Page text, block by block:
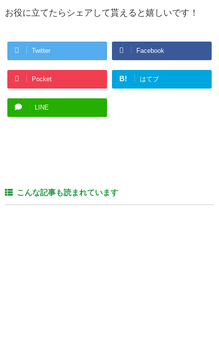
お役に立てたらシェアして貰えると嬉しいです！
Twitter Facebook
Pocket B! はてブ
LINE
こんな記事も読まれています